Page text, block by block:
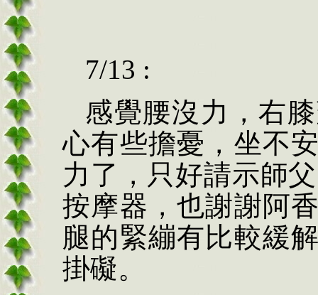
7/13 :
感覺腰沒力，右
心有些擔憂，坐不
力了，只好請示師
按摩器，也謝謝阿
腿的緊繃有比較緩
掛礙。